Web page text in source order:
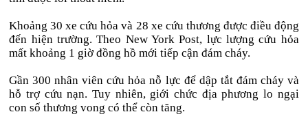
Khoảng 30 xe cứu hỏa và 28 xe cứu thương được điều động
đến hiện trường. Theo New York Post, lực lượng cứu hỏa
mất khoảng 1 giờ đồng hồ mới tiếp cận đám cháy.
Gần 300 nhân viên cứu hỏa nỗ lực để dập tắt đám cháy và
hỗ trợ cứu nạn. Tuy nhiên, giới chức địa phương lo ngại
con số thương vong có thể còn tăng.